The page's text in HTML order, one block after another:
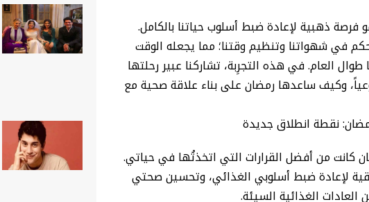
ذهبية لإعادة ضبط أسلوب حياتنا بالكامل.
في شهواتنا وتنظيم وقتنا؛ مما يجعله الوقت
العام. في هذه التجرِبة، تشاركنا عبير رحلتها
وكيف ساعدها رمضان على بناء علاقة صحية مع
نقطة انطلاق جديدة
كانت من أفضل القرارات التي اتخذتُها في حياتي.
لإعادة ضبط أسلوبي الغذائي، وتحسين صحتي